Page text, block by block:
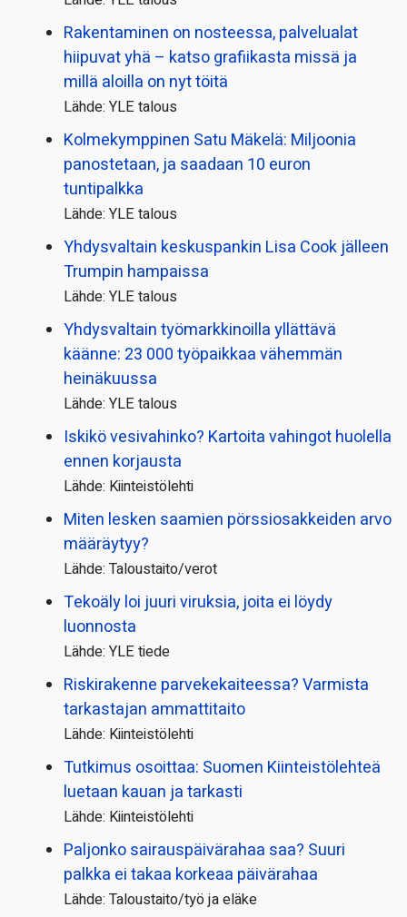
Rakentaminen on nosteessa, palvelualat
hiipuvat yhä – katso grafiikasta missä ja
millä aloilla on nyt töitä
Lähde: YLE talous
Kolmekymppinen Satu Mäkelä: Miljoonia
panostetaan, ja saadaan 10 euron
tuntipalkka
Lähde: YLE talous
Yhdysvaltain keskuspankin Lisa Cook jälleen
Trumpin hampaissa
Lähde: YLE talous
Yhdysvaltain työmarkkinoilla yllättävä
käänne: 23 000 työpaikkaa vähemmän
heinäkuussa
Lähde: YLE talous
Iskikö vesivahinko? Kartoita vahingot huolella
ennen korjausta
Lähde: Kiinteistölehti
Miten lesken saamien pörssi­osakkeiden arvo
määräytyy?
Lähde: Taloustaito/verot
Tekoäly loi juuri viruksia, joita ei löydy
luonnosta
Lähde: YLE tiede
Riskirakenne parvekekaiteessa? Varmista
tarkastajan ammattitaito
Lähde: Kiinteistölehti
Tutkimus osoittaa: Suomen Kiinteistölehteä
luetaan kauan ja tarkasti
Lähde: Kiinteistölehti
Paljonko sairauspäivä­rahaa saa? Suuri
palkka ei takaa korkeaa päivärahaa
Lähde: Taloustaito/työ ja eläke